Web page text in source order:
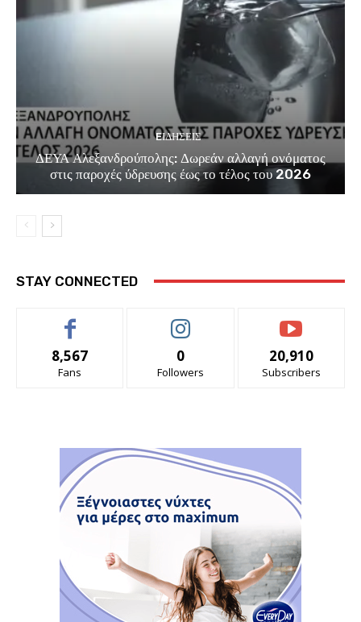
EΙΔΗΣΕΙΣ
ΔΕΥΑ Αλεξανδρούπολης: Δωρεάν αλλαγή ονόματος
στις παροχές ύδρευσης έως το τέλος του 2026
STAY CONNECTED
8,567
Fans
0
Followers
20,910
Subscribers